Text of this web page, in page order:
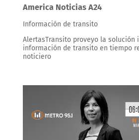
America Noticias A24
Información de transito
AlertasTransito proveyo la solución
información de transito en tiempo
noticiero